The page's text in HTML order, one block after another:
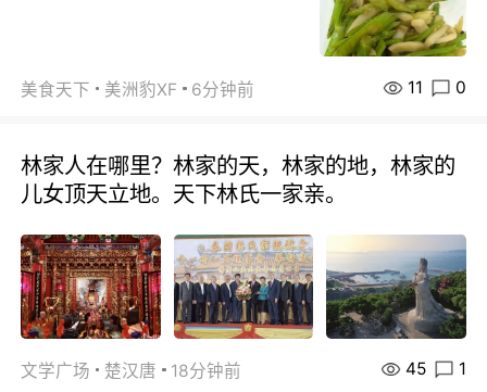
美食天下 美洲豹XF 6分钟前 11 0
林家人在哪里？林家的天，林家的地，林家的
儿女顶天立地。天下林氏一家亲。
文学广场 楚汉唐 18分钟前 45 1